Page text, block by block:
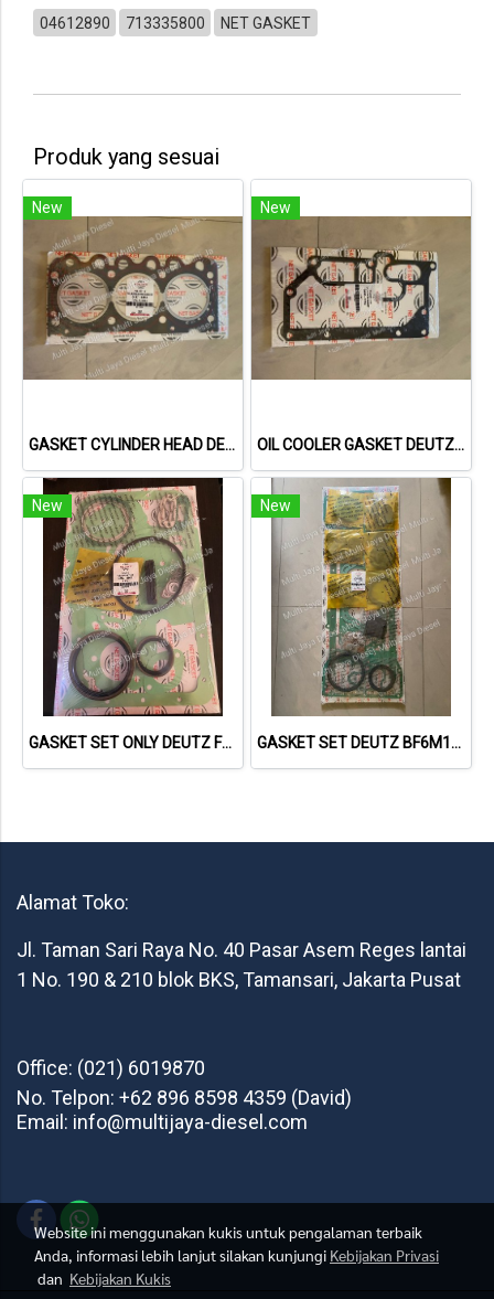
04612890 713335800 NET GASKET
Produk yang sesuai
New
GASKET CYLINDER HEAD DEUTZ F3L1011F 04178855 04271263 613156010 NET GASKET
New
OIL COOLER GASKET DEUTZ TCD2013 04901716 20793728 NET GASKET
New
GASKET SET ONLY DEUTZ F3L912 02929656 02928973 NET GASKET
New
GASKET SET DEUTZ BF6M1013 VOLVO 722GE 02931737 013662402 NET GASKET
Alamat Toko:
Jl. Taman Sari Raya No. 40 Pasar Asem Reges lantai
1 No. 190 & 210 blok BKS, Tamansari, Jakarta Pusat
Office: (021) 6019870
No. Telpon: +62 896 8598 4359 (David)
Email: info@multijaya-diesel.com
Website ini menggunakan kukis untuk pengalaman terbaik
Anda, informasi lebih lanjut silakan kunjungi Kebijakan Privasi
dan Kebijakan Kukis